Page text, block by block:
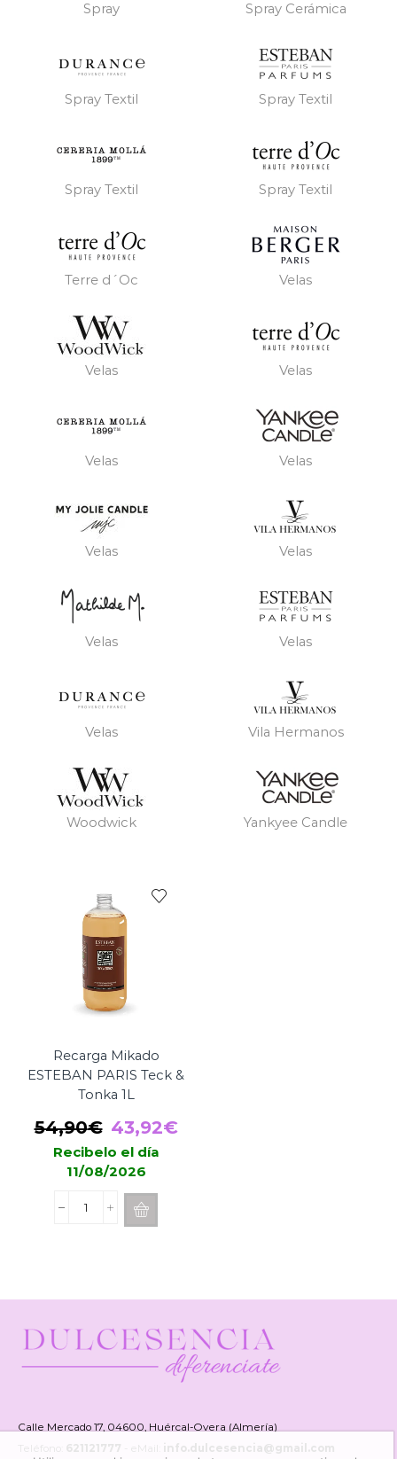
Spray Spray Cerámica
Spray Textil Spray Textil
Spray Textil Spray Textil
Terre d´Oc Velas
Velas Velas
Velas Velas
Velas Velas
Velas Velas
Velas Vila Hermanos
Woodwick Yankyee Candle
Recarga Mikado
ESTEBAN PARIS Teck &
Tonka 1L
54,90€ El
precio
original
era:
54,90€.
43,92€El
Recibelo el día
11/08/2026
Recarga
Mikado
&
cantidad
Calle Mercado 17, 04600, Huércal-Overa (Almería)
Teléfono: 621121777 info.dulcesencia@gmail.com